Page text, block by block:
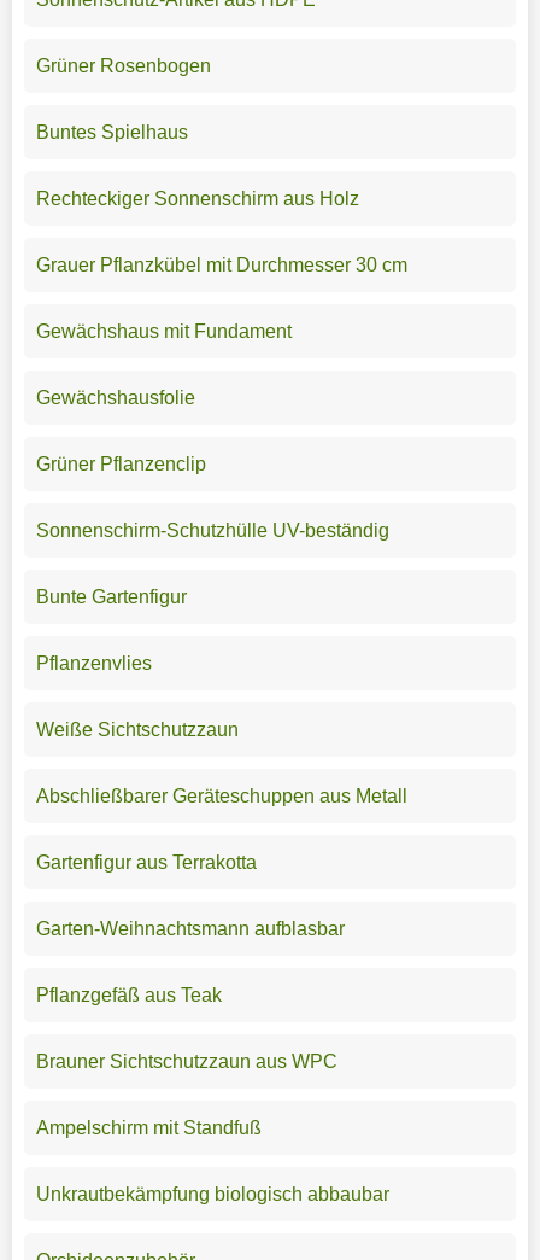
Grüner Rosenbogen
Buntes Spielhaus
Rechteckiger Sonnenschirm aus Holz
Grauer Pflanzkübel mit Durchmesser 30 cm
Gewächshaus mit Fundament
Gewächshausfolie
Grüner Pflanzenclip
Sonnenschirm-Schutzhülle UV-beständig
Bunte Gartenfigur
Pflanzenvlies
Weiße Sichtschutzzaun
Abschließbarer Geräteschuppen aus Metall
Gartenfigur aus Terrakotta
Garten-Weihnachtsmann aufblasbar
Pflanzgefäß aus Teak
Brauner Sichtschutzzaun aus WPC
Ampelschirm mit Standfuß
Unkrautbekämpfung biologisch abbaubar